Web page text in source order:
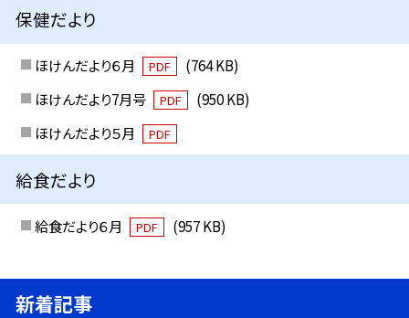
保健だより
ほけんだより６月 PDF
(764 KB)
ほけんだより7月号
PDF
(950 KB)
ほけんだより５月
PDF
給食だより
給食だより６月 PDF (957 KB)
新着記事